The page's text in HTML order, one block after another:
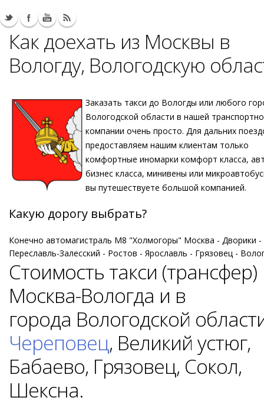
Как доехать из Москвы в
Вологду, Вологодскую
Заказать такси до Вологды или любого
Вологодской области в нашей
компании очень просто. Для дальних
предоставляем нашим клиентам только
комфортные иномарки комфорт класса,
бизнес класса, минивены или
вы путешествуете большой компанией.
Какую дорогу выбрать?
Конечно автомагистраль М8 "Холмогоры" Москва - Дворики -
Переславль-Залесский - Ростов - Ярославль - Грязовец -
Стоимость такси (трансфер)
Москва-Вологда и в
города Вологодской
Череповец, Великий устюг,
Бабаево, Грязовец, Сокол,
Шексна.